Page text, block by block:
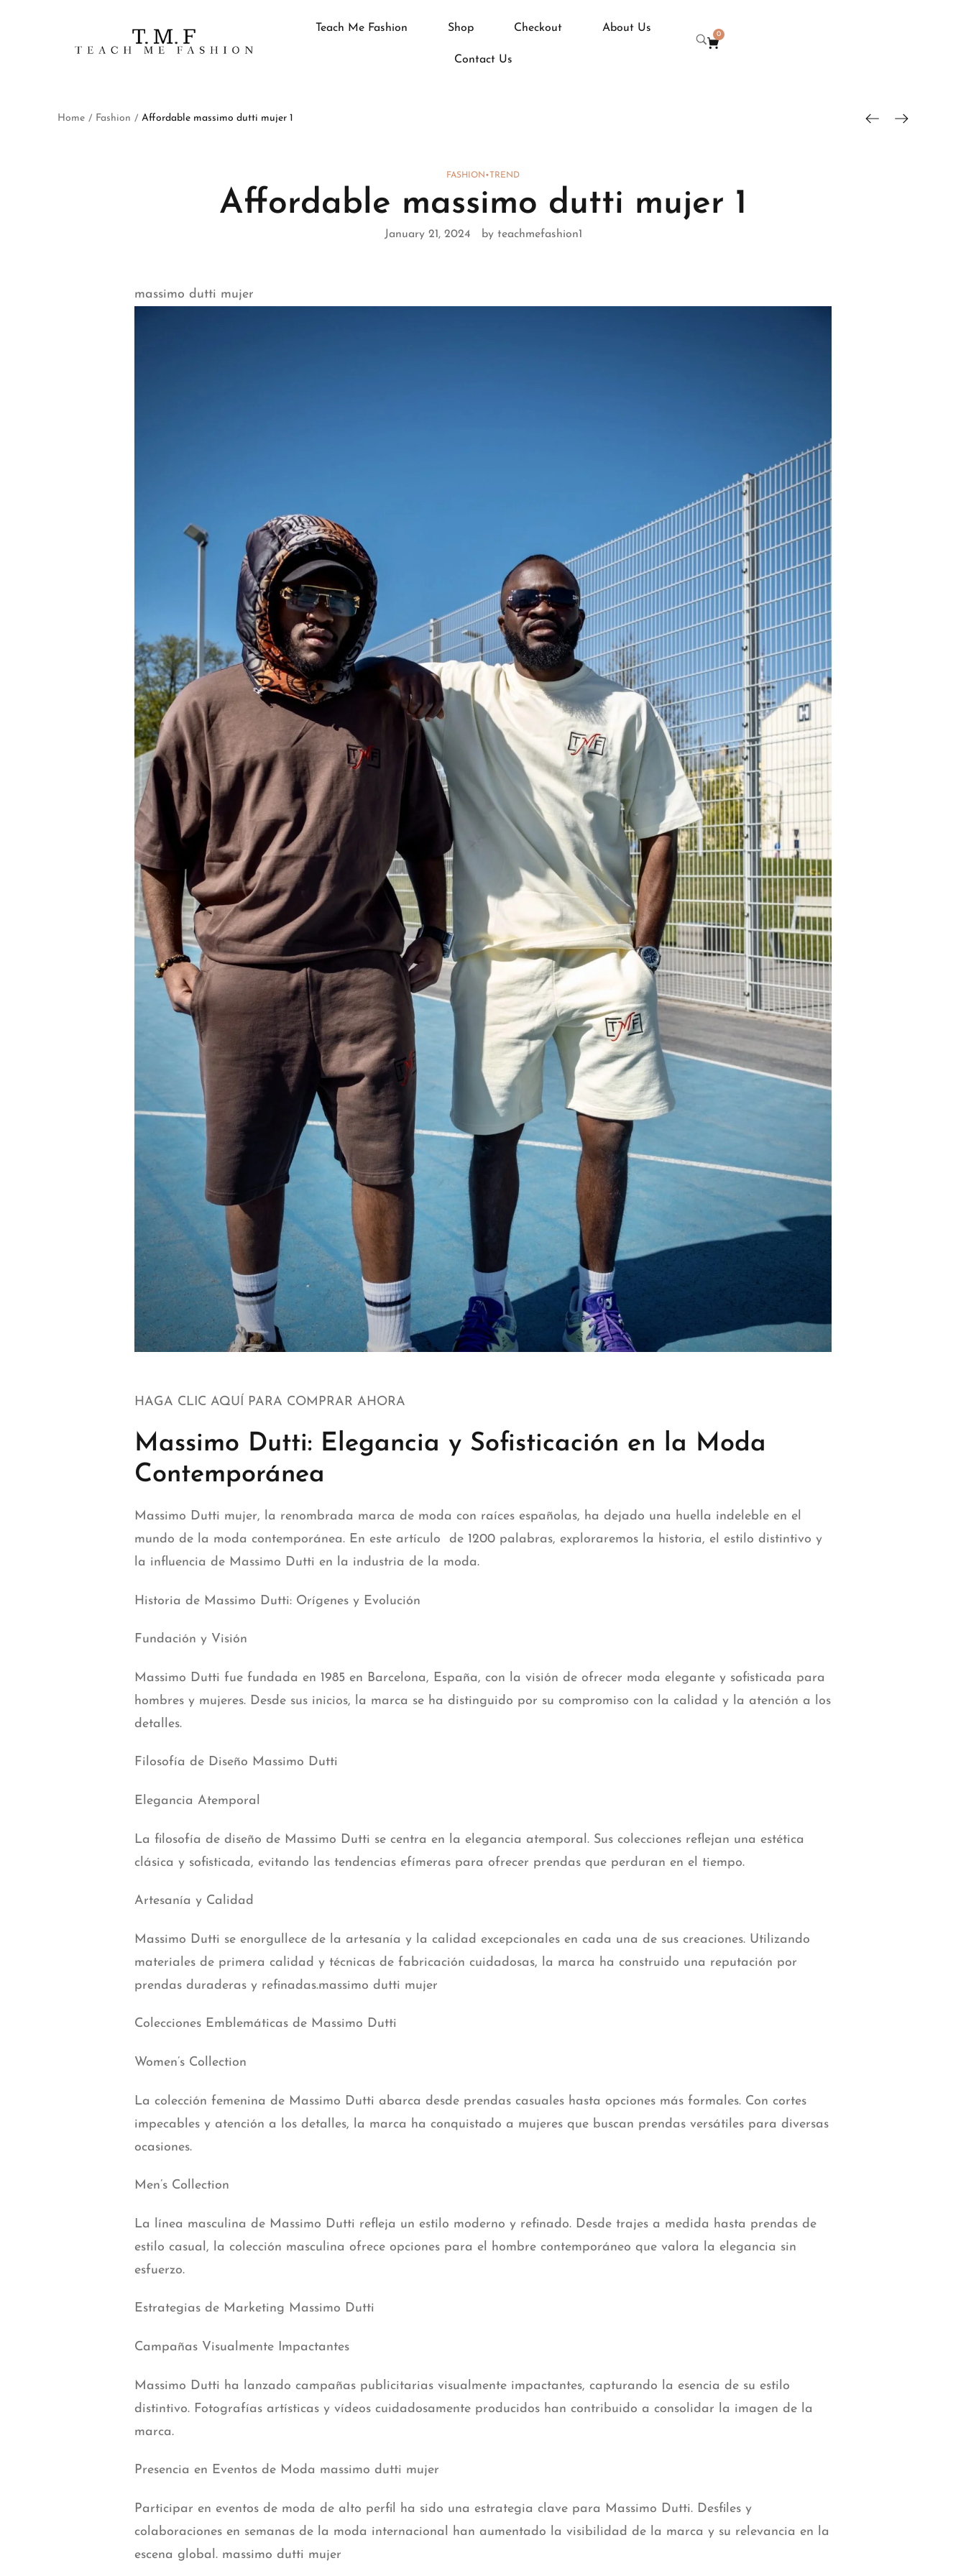
Teach Me Fashion Shop Checkout About Us
Contact Us
0
Home / Fashion / Affordable massimo dutti mujer 1
FASHION •TREND
Affordable massimo dutti mujer 1
January 21, 2024 by teachmefashion1
massimo dutti mujer
HAGA CLIC AQUÍ PARA COMPRAR AHORA
Massimo Dutti: Elegancia y Sofisticación en la Moda
Contemporánea
Massimo Dutti mujer, la renombrada marca de moda con raíces españolas, ha dejado una huella indeleble en el
mundo de la moda contemporánea. En este artículo de 1200 palabras, exploraremos la historia, el estilo distintivo y
la influencia de Massimo Dutti en la industria de la moda.
Historia de Massimo Dutti: Orígenes y Evolución
Fundación y Visión
Massimo Dutti fue fundada en 1985 en Barcelona, España, con la visión de ofrecer moda elegante y sofisticada para
hombres y mujeres. Desde sus inicios, la marca se ha distinguido por su compromiso con la calidad y la atención a los
detalles.
Filosofía de Diseño Massimo Dutti
Elegancia Atemporal
La filosofía de diseño de Massimo Dutti se centra en la elegancia atemporal. Sus colecciones reflejan una estética
clásica y sofisticada, evitando las tendencias efímeras para ofrecer prendas que perduran en el tiempo.
Artesanía y Calidad
Massimo Dutti se enorgullece de la artesanía y la calidad excepcionales en cada una de sus creaciones. Utilizando
materiales de primera calidad y técnicas de fabricación cuidadosas, la marca ha construido una reputación por
prendas duraderas y refinadas.massimo dutti mujer
Colecciones Emblemáticas de Massimo Dutti
Women’s Collection
La colección femenina de Massimo Dutti abarca desde prendas casuales hasta opciones más formales. Con cortes
impecables y atención a los detalles, la marca ha conquistado a mujeres que buscan prendas versátiles para diversas
ocasiones.
Men’s Collection
La línea masculina de Massimo Dutti refleja un estilo moderno y refinado. Desde trajes a medida hasta prendas de
estilo casual, la colección masculina ofrece opciones para el hombre contemporáneo que valora la elegancia sin
esfuerzo.
Estrategias de Marketing Massimo Dutti
Campañas Visualmente Impactantes
Massimo Dutti ha lanzado campañas publicitarias visualmente impactantes, capturando la esencia de su estilo
distintivo. Fotografías artísticas y vídeos cuidadosamente producidos han contribuido a consolidar la imagen de la
marca.
Presencia en Eventos de Moda massimo dutti mujer
Participar en eventos de moda de alto perfil ha sido una estrategia clave para Massimo Dutti. Desfiles y
colaboraciones en semanas de la moda internacional han aumentado la visibilidad de la marca y su relevancia en la
escena global. massimo dutti mujer